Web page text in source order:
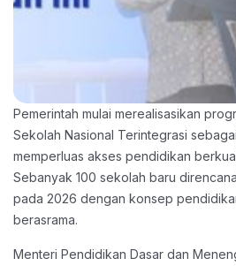
Pemerintah mulai merealisasikan
Sekolah Nasional Terintegrasi
memperluas akses pendidikan
Sebanyak 100 sekolah baru
pada 2026 dengan konsep
berasrama.
Menteri Pendidikan Dasar dan